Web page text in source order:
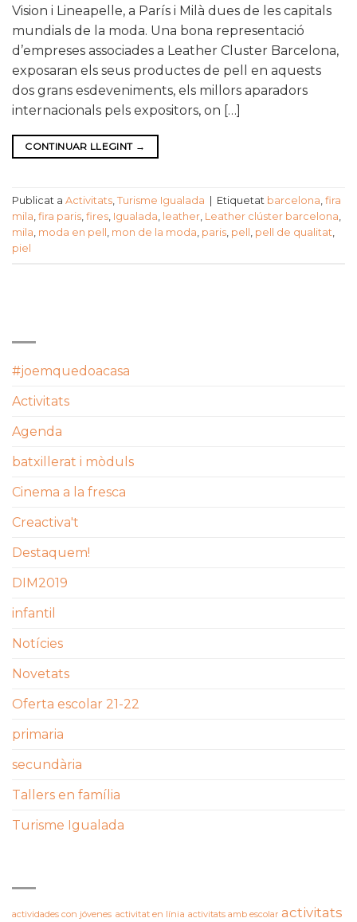
Vision i Lineapelle, a París i Milà dues de les capitals
mundials de la moda. Una bona representació
d’empreses associades a Leather Cluster Barcelona,
exposaran els seus productes de pell en aquests
dos grans esdeveniments, els millors aparadors
internacionals pels expositors, on […]
CONTINUAR LLEGINT →
Publicat a Activitats, Turisme Igualada Etiquetat barcelona, fira
mila, fira paris, fires, Igualada, leather, Leather clúster barcelona,
mila, moda en pell , mon de la moda, paris, pell , pell de qualitat,
piel
#joemquedoacasa
Activitats
Agenda
batxillerat i mòduls
Cinema a la fresca
Creactiva't
Destaquem!
DIM2019
infantil
Notícies
Novetats
Oferta escolar 21-22
primaria
secundària
Tallers en família
Turisme Igualada
actividades con jóvenes activitat en línia activitats amb escolar activitats